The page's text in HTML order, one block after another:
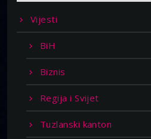
Vijesti
BiH
Biznis
Regija i Svijet
Tuzlanski kanton